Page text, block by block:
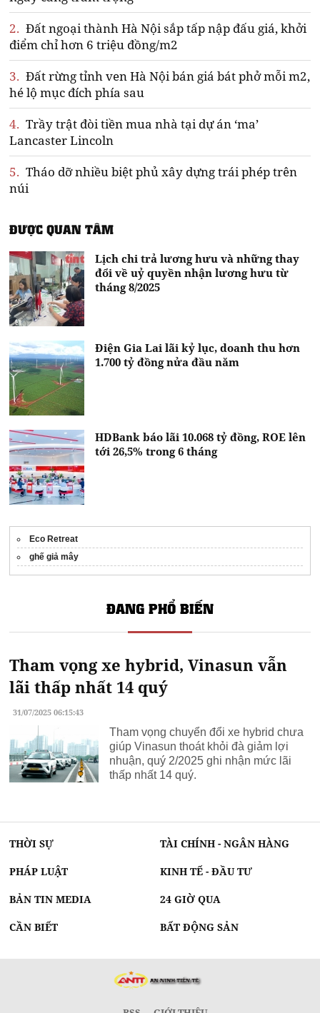
2. Đất ngoại thành Hà Nội sắp tấp nập đấu giá, khởi
điểm chỉ hơn 6 triệu đồng/m2
3. Đất rừng tỉnh ven Hà Nội bán giá bát phở mỗi m2,
hé lộ mục đích phía sau
4. Trầy trật đòi tiền mua nhà tại dự án ‘ma’
Lancaster Lincoln
5. Tháo dỡ nhiều biệt phủ xây dựng trái phép trên
núi
ĐƯỢC QUAN TÂM
Lịch chi trả lương hưu và những thay
đổi về uỷ quyền nhận lương hưu từ
tháng 8/2025
Điện Gia Lai lãi kỷ lục, doanh thu hơn
1.700 tỷ đồng nửa đầu năm
HDBank báo lãi 10.068 tỷ đồng, ROE lên
tới 26,5% trong 6 tháng
Eco Retreat
ghế giả mây
ĐANG PHỔ BIẾN
Tham vọng xe hybrid, Vinasun vẫn
lãi thấp nhất 14 quý
31/07/2025 06:15:43
Tham vọng chuyển đổi xe hybrid chưa
giúp Vinasun thoát khỏi đà giảm lợi
nhuận, quý 2/2025 ghi nhận mức lãi
thấp nhất 14 quý.
THỜI SỰ TÀI CHÍNH - NGÂN HÀNG
PHÁP LUẬT KINH TẾ - ĐẦU TƯ
BẢN TIN MEDIA 24 GIỜ QUA
CẦN BIẾT BẤT ĐỘNG SẢN